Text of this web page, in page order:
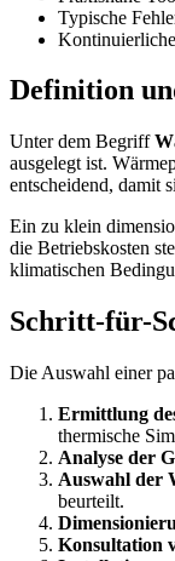
Typische
Definition
Unter dem Begriff
ausgelegt ist.
entscheidend, damit
Ein zu klein
die Betriebskosten
klimatischen
Schritt-für-
Die Auswahl einer
Ermittlung
thermische
Analyse der
Auswahl der
beurteilt.
Konsultation